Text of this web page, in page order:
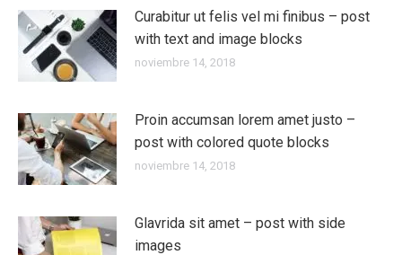
Curabitur ut felis vel mi finibus – post
with text and image blocks
noviembre 14, 2018
Proin accumsan lorem amet justo –
post with colored quote blocks
noviembre 14, 2018
Glavrida sit amet – post with side
images